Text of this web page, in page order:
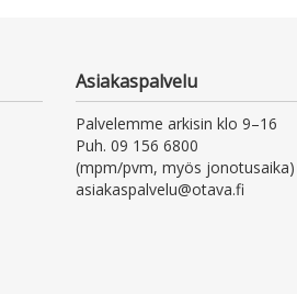
Asiakaspalvelu
Palvelemme arkisin klo 9–16
Puh. 09 156 6800
(mpm/pvm, myös jonotusaika)
asiakaspalvelu@otava.fi